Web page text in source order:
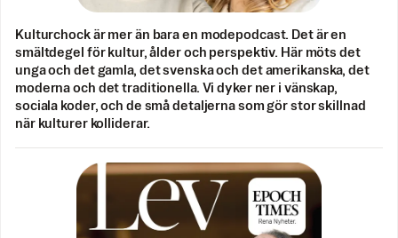
Kulturchock är mer än bara en modepodcast. Det är en
smältdegel för kultur, ålder och perspektiv. Här möts det
unga och det gamla, det svenska och det amerikanska, det
moderna och det traditionella. Vi dyker ner i vänskap,
sociala koder, och de små detaljerna som gör stor skillnad
när kulturer kolliderar.